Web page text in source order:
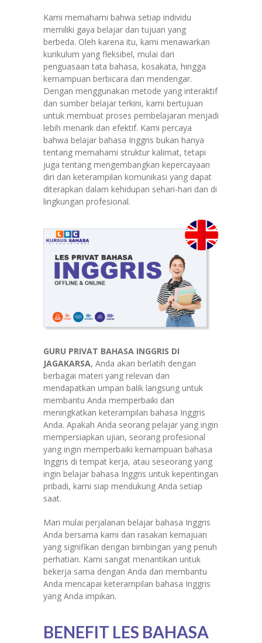
Kami memahami bahwa setiap individu
memiliki gaya belajar dan tujuan yang
berbeda. Oleh karena itu, kami menawarkan
kurikulum yang fleksibel, mulai dari
penguasaan tata bahasa, kosakata, hingga
kemampuan berbicara dan mendengar.
Dengan menggunakan metode yang interaktif
dan sumber belajar terkini, kami bertujuan
untuk membuat proses pembelajaran menjadi
lebih menarik dan efektif. Kami percaya
bahwa belajar bahasa Inggris bukan hanya
tentang memahami struktur kalimat, tetapi
juga tentang mengembangkan kepercayaan
diri dan keterampilan komunikasi yang dapat
diterapkan dalam kehidupan sehari-hari dan di
lingkungan profesional.
GURU PRIVAT BAHASA INGGRIS DI
JAGAKARSA, Anda akan berlatih dengan
berbagai materi yang relevan dan
mendapatkan umpan balik langsung untuk
membantu Anda memperbaiki dan
meningkatkan keterampilan bahasa Inggris
Anda. Apakah Anda seorang pelajar yang ingin
mempersiapkan ujian, seorang profesional
yang ingin memperbaiki kemampuan bahasa
Inggris di tempat kerja, atau seseorang yang
ingin belajar bahasa Inggris untuk kepentingan
pribadi, kami siap mendukung Anda setiap
saat.
Mari mulai perjalanan belajar bahasa Inggris
Anda bersama kami dan rasakan kemajuan
yang signifikan dengan bimbingan yang penuh
perhatian. Kami sangat menantikan untuk
bekerja sama dengan Anda dan membantu
Anda mencapai keterampilan bahasa Inggris
yang Anda impikan.
BENEFIT LES BAHASA